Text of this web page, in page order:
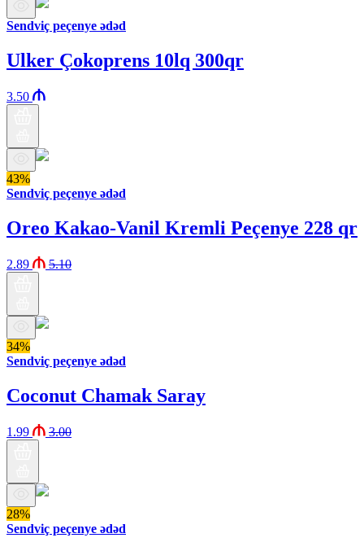
Sendviç peçenye ədəd
Ulker Çokoprens 10lq 300qr
3.50
43%
Sendviç peçenye ədəd
Oreo Kakao-Vanil Kremli Peçenye 228 qr
2.89 5.10
34%
Sendviç peçenye ədəd
Coconut Chamak Saray
1.99 3.00
28%
Sendviç peçenye ədəd